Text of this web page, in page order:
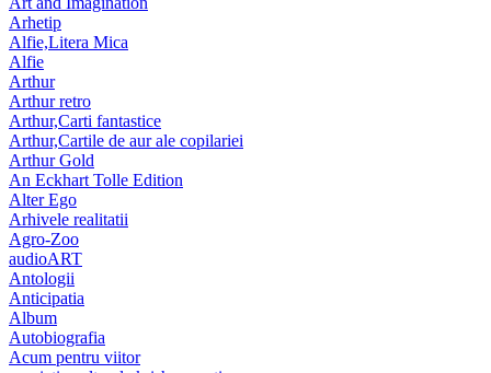
Arhetip
Alfie,Litera Mica
Alfie
Arthur
Arthur retro
Arthur,Carti fantastice
Arthur,Cartile de aur ale copilariei
Arthur Gold
An Eckhart Tolle Edition
Alter Ego
Arhivele realitatii
Agro-Zoo
audioART
Antologii
Anticipatia
Album
Autobiografia
Acum pentru viitor